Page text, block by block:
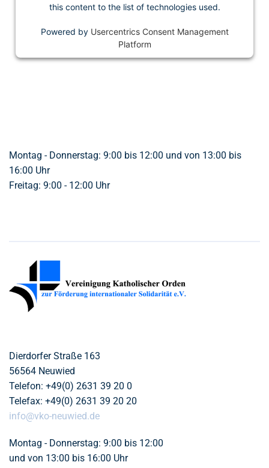
this content to the list of technologies used.
Powered by Usercentrics Consent Management
Platform
Montag - Donnerstag: 9:00 bis 12:00 und von 13:00 bis
16:00 Uhr
Freitag: 9:00 - 12:00 Uhr
Dierdorfer Straße 163
56564 Neuwied
Telefon: +49(0) 2631 39 20 0
Telefax: +49(0) 2631 39 20 20
info@vko-neuwied.de
Montag - Donnerstag: 9:00 bis 12:00
und von 13:00 bis 16:00 Uhr